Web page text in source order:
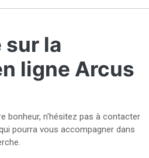
sur la
ligne Arcus
bonheur, n'hésitez pas à contacter
pourra vous accompagner dans